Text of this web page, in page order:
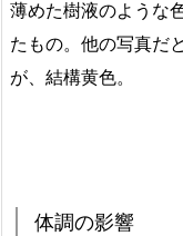
薄めた樹液のような
たもの。他の写真だ
が、結構黄色。
体調の影響